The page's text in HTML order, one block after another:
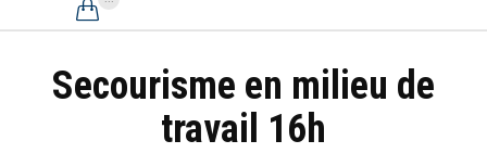

Secourisme en milieu de
travail 16h